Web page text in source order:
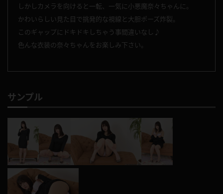
しかしカメラを向けると一転、一気に小悪魔奈々ちゃんに。
かわいらしい見た目で挑発的な視線と大胆ポーズ炸裂。
このギャップにドキドキしちゃう事間違いなし♪
色んな衣装の奈々ちゃんをお楽しみ下さい。
サンプル